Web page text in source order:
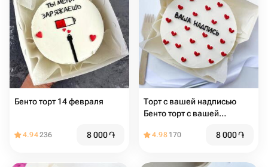
Бенто торт 14 февраля
4.94236 8 000֏
Торт с вашей надписью
Бенто торт с вашей
4.98 170 8 000֏